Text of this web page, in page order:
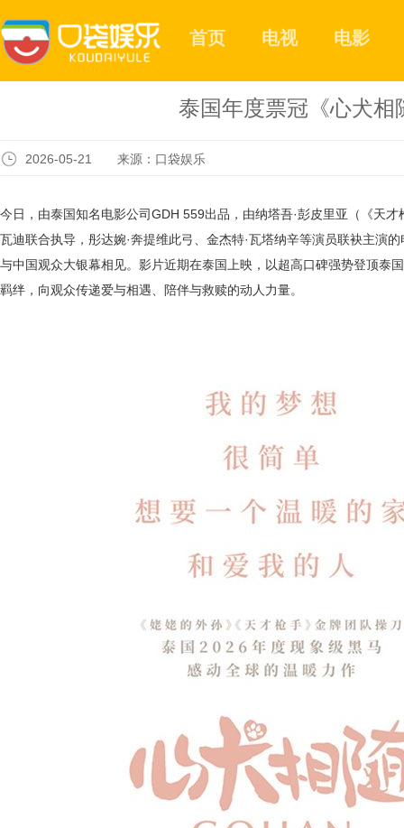
首页 电视 电影
泰国年度票冠《心犬
2026-05-21 来源：口袋娱乐
今日，由泰国知名电影公司GDH 559出品，由纳塔吾·彭皮里亚（《天
瓦迪联合执导，彤达婉·奔提维此弓
金杰特·瓦塔纳辛等演员联袂主演
与中国观众大银幕相见。影片近期在泰国上映，以超高口碑强势登顶泰
羁绊，向观众传递爱与相遇、陪伴与救赎的动人力量。